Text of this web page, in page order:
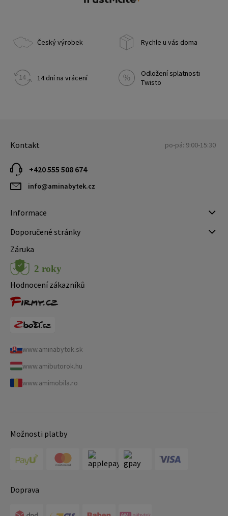
Český výrobek Rychle u vás doma
14 dní na vrácení
Odložení splatnosti
Twisto
Kontakt po-pá: 9:00-15:30
+420 555 508 674
info@aminabytek.cz
Informace
Doporučené stránky
Záruka
Hodnocení zákazníků
www.aminabytok.sk
www.amibutorok.hu
www.amimobila.ro
Možnosti platby
Doprava